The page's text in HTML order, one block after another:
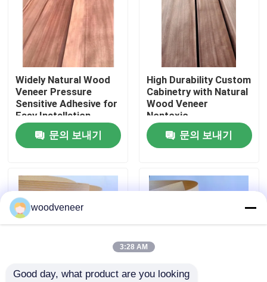
우리에 대하여
공장 여행
품질 관리
연락주세요
천연 나무 베니어판
나무 바닥 베니어
Widely Natural Wood
Veneer Pressure
Sensitive Adhesive for
Easy Installation
문의 보내기
High Durability Custom
Cabinetry with Natural
Wood Veneer
Nontoxic
문의 보내기
woodveneer
3:28 AM
Good day, what product are you looking